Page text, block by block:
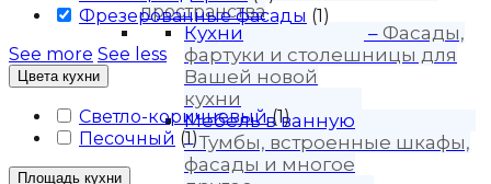
пространства
Кухни – Фасады,
фартуки и столешницы для
Вашей новой
кухни
Мебель в ванную
–Тумбы, встроенные шкафы,
фасады и многое
Фрезерованные фасады (1)
See more See less
Цвета кухни
Светло-коричневый (1)
Песочный (1)
Площадь кухни